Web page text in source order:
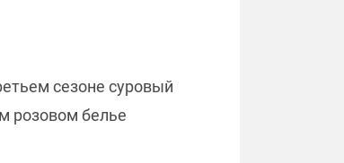
сезоне суровый
розовом белье